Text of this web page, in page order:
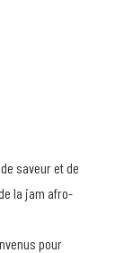
saveur et de
la jam afro-
pour